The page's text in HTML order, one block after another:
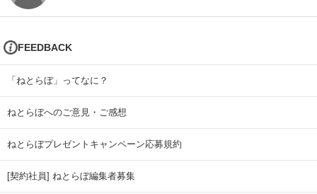
FEEDBACK
「ねとらぼ」ってなに？
ねとらぼへのご意見・ご感想
ねとらぼプレゼントキャンペーン応募規約
[契約社員] ねとらぼ編集者募集